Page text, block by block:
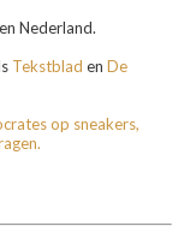
Nederland.
Tekstblad en De
op sneakers,